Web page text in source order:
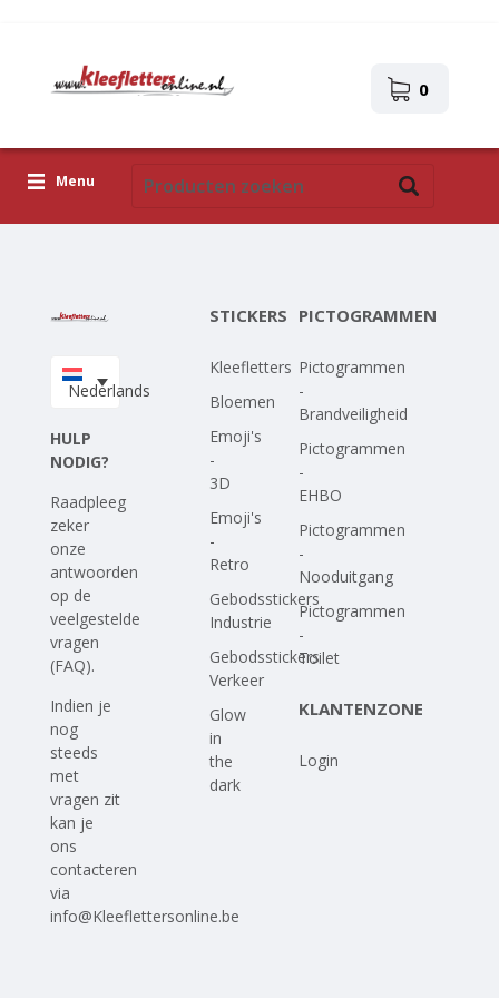
0
Menu
Upload je eigen ontwerp
Nederlands
HULP
NODIG?
Raadpleeg
zeker
onze
antwoorden
op de
veelgestelde
vragen
(FAQ).
Indien je
nog
steeds
met
vragen zit
kan je
ons
contacteren
via
info@Kleeflettersonline.be
STICKERS
Kleefletters
Bloemen
Emoji's
-
3D
Emoji's
-
Retro
Gebodsstickers
Industrie
Gebodsstickers
Verkeer
Glow
in
the
dark
PICTOGRAMMEN
Pictogrammen
-
Brandveiligheid
Pictogrammen
-
EHBO
Pictogrammen
-
Nooduitgang
Pictogrammen
-
Toilet
KLANTENZONE
Login